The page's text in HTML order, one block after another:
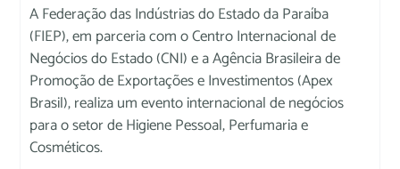
A Federação das Indústrias do Estado da Paraíba
(FIEP), em parceria com o Centro Internacional de
Negócios do Estado (CNI) e a Agência Brasileira de
Promoção de Exportações e Investimentos (Apex
Brasil), realiza um evento internacional de negócios
para o setor de Higiene Pessoal, Perfumaria e
Cosméticos.